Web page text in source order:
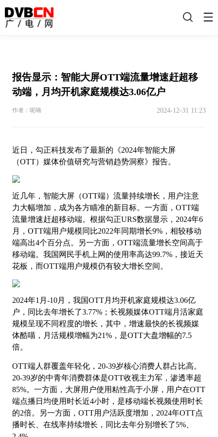
搜
报告显示：智能大屏OTT端流量增速赶超移
动端，月均开机家庭规模达3.06亿户
作者：呢喃 2024-12-31 11:23
近日，勾正科技发布了最新的《2024年智能大屏
（OTT）媒体价值研究与营销趋势洞察》报告。
近几年，智能大屏（OTT端）流量持续增长，用户注意
力大幅增加，成为各方瞄准的新目标。一方面，OTT端
流量增速赶超移动端。根据勾正URS数据显示，2024年6
月，OTT端用户规模同比2022年同期增长9%，相较移动
端高出4个百分点。另一方面，OTT端流量增长空间高于
移动端。我国网民手机上网的使用率高达99.7%，接近天
花板，而OTT端用户规模仍有较大增长空间。
2024年1月-10月，我国OTT月均开机家庭规模达3.06亿
户，同比去年增长了3.77%；长视频媒体OTT端月活家庭
规模呈现不同程度的增长，其中，增速最快的长视频媒
体酷喵，月活规模增幅为21%，是OTT大盘增幅的7.5
倍。
OTT端人群覆盖年轻化，20-39岁核心消费人群占比高。
20-39岁的中青年消费群体是OTT收视主力军，渗透率超
85%。一方面，大屏用户使用粘性高于小屏，用户在OTT
端点播日均使用时长近4小时，是移动端长视频使用时长
的2倍。另一方面，OTT用户活跃度增加，2024年OTT点
播时长、在线率持续增长，同比去年分别增长了5%、